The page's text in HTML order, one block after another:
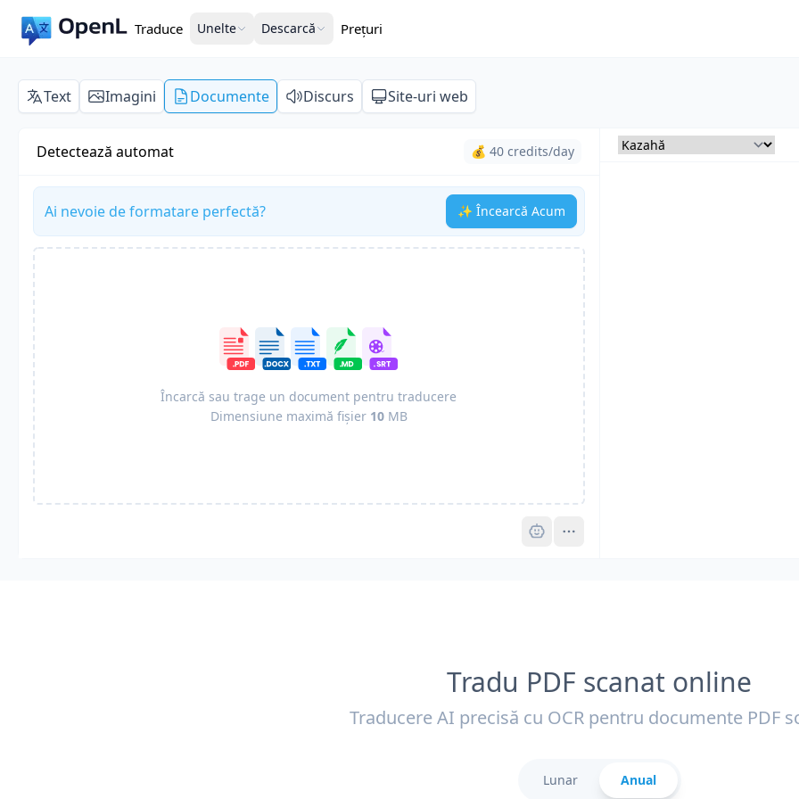
Traduce Unelte Descarcă Prețuri
Text Imagini Documente Discurs Site-uri web
Detectează automat 💰 40 credits/day
Ai nevoie de formatare perfectă? ✨ Încearcă Acum
Încarcă sau trage un document pentru traducere
Dimensiune maximă fișier 10MB
Pro
Tradu PDF scanat online
Traducere AI precisă cu OCR pentru documente PDF
Lunar Anual